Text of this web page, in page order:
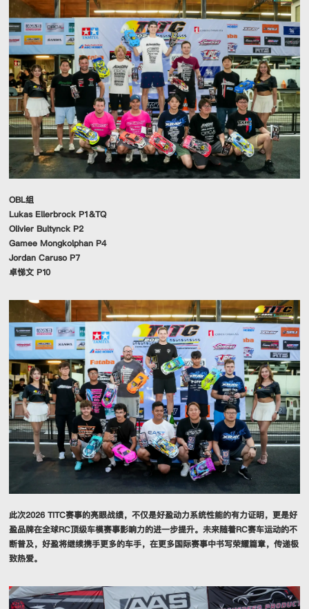
OBL组
Lukas Ellerbrock P1&TQ
Olivier Bultynck P2
Gamee Mongkolphan P4
Jordan Caruso P7
卓悌文 P10
此次2026 TITC赛事的亮眼战绩，不仅是好盈动力系统性能的有力证明，更是好
盈品牌在全球RC顶级车模赛事影响力的进一步提升。未来随着RC赛车运动的不
断普及，好盈将继续携手更多的车手，在更多国际赛事中书写荣耀篇章，传递极
致热爱。